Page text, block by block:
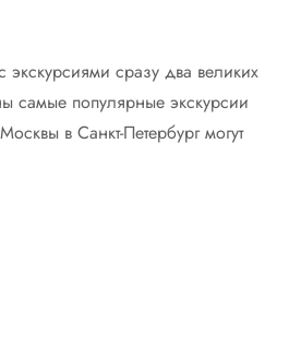
экскурсиями сразу два великих
самые популярные экскурсии
в Санкт-Петербург могут